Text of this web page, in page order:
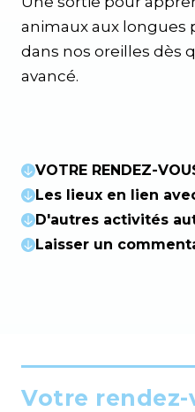
animaux aux longues
dans nos oreilles dès
avancé.
VOTRE RENDEZ-
Les lieux en lien
D'autres activités
Laisser un
Votre rendez-